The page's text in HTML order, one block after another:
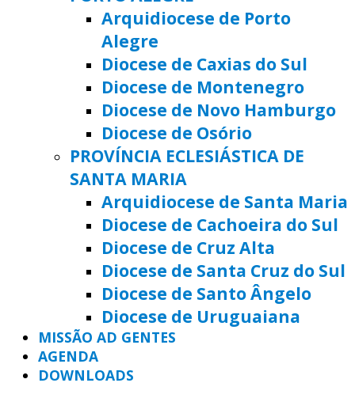
Arquidiocese de Porto
Alegre
Diocese de Caxias do Sul
Diocese de Montenegro
Diocese de Novo Hamburgo
Diocese de Osório
PROVÍNCIA ECLESIÁSTICA DE
SANTA MARIA
Arquidiocese de Santa Maria
Diocese de Cachoeira do Sul
Diocese de Cruz Alta
Diocese de Santa Cruz do Sul
Diocese de Santo Ângelo
Diocese de Uruguaiana
MISSÃO AD GENTES
AGENDA
DOWNLOADS